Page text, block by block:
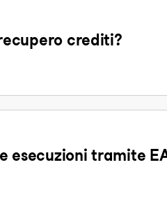
crediti?
esecuzioni tramite